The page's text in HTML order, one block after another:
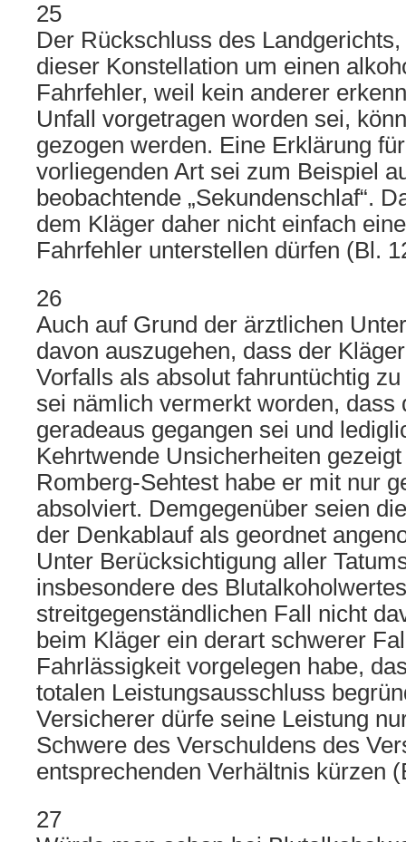
25
Der Rückschluss des
dieser Konstellation um einen
Fahrfehler, weil kein anderer
Unfall vorgetragen worden sei,
gezogen werden. Eine Erklärung
vorliegenden Art sei zum Beispiel
beobachtende „Sekundenschlaf“.
dem Kläger daher nicht einfach
Fahrfehler unterstellen dürfen (Bl.
26
Auch auf Grund der ärztlichen
davon auszugehen, dass der
Vorfalls als absolut fahruntüchtig
sei nämlich vermerkt worden, dass
geradeaus gegangen sei und
Kehrtwende Unsicherheiten
Romberg-Sehtest habe er mit nur
absolviert. Demgegenüber seien
der Denkablauf als geordnet
Unter Berücksichtigung aller
insbesondere des
streitgegenständlichen Fall nicht
beim Kläger ein derart schwerer
Fahrlässigkeit vorgelegen habe,
totalen Leistungsausschluss
Versicherer dürfe seine Leistung
Schwere des Verschuldens des
entsprechenden Verhältnis kürzen
27